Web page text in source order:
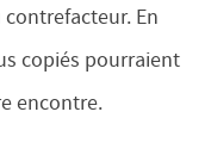
En
copiés pourraient
encontre.